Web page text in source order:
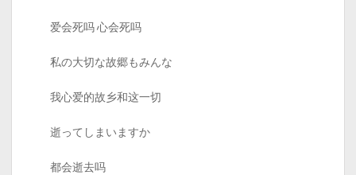
爱会死吗 心会死吗
私の大切な故郷もみんな
我心爱的故乡和这一切
逝ってしまいますか
都会逝去吗